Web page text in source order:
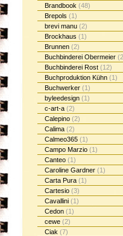
Brandbook (48)
Brepols (1)
brevi manu (2)
Brockhaus (1)
Brunnen (2)
Buchbinderei Obermeier
Buchbinderei Rost (12)
Buchproduktion Kühn (1)
Buchwerker (1)
byleedesign (1)
c-art-a (2)
Calepino (2)
Calima (2)
Calmeo365 (1)
Campo Marzio (1)
Canteo (1)
Caroline Gardner (1)
Carta Pura (1)
Cartesio (3)
Cavallini (1)
Cedon (1)
cewe (2)
Ciak (7)